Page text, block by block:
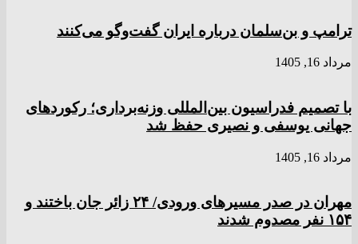
ترامپ و بن‌سلمان درباره ایران گفت‌و‌گو می‌کنند
مرداد 16, 1405
با تصمیم فدراسیون بین‌المللی وزنه‌برداری؛ رکورد‌های
جهانی یوسفی و نصیری حفظ شد
مرداد 16, 1405
مهران در صدر مسیر‌های ورودی/ ۲۴ زائر جان باختند و
۱۵۴ نفر مصدوم شدند